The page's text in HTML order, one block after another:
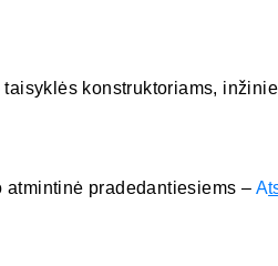
konstruktoriams,
atmintinė pradedantiesiems – A